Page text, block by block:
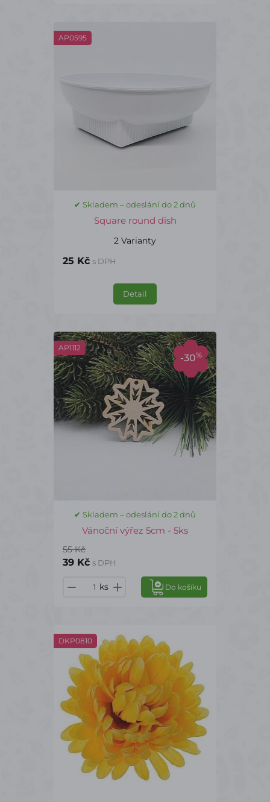
AP0595
✔ Skladem – odeslání do 2 dnů
Square round dish
2 Varianty
25 Kč s DPH
Detail
-30%
AP1112
✔ Skladem – odeslání do 2 dnů
Vánoční výřez 5cm - 5ks
55 Kč
39 Kč s DPH
ks Do košíku
DKP0810